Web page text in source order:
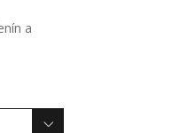
a